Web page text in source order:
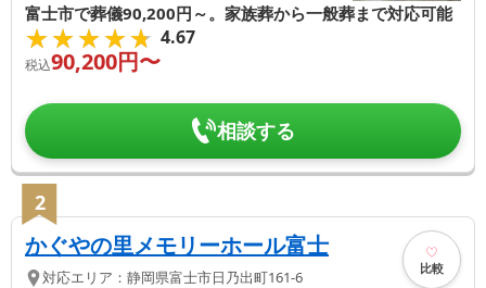
富士市で葬儀90,200円～。家族葬から一般葬まで対応可能
★★★★★
★★★★★ 4.67
税込90,200円〜
相談する
2
かぐやの里メモリーホール富士
対応エリア： 静岡県富士市日乃出町161-6 比較